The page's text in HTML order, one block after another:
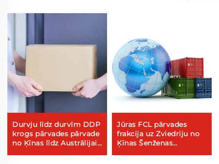
Durvju līdz durvīm DDP
krogs pārvades pārvade
no Ķīnas līdz Austrālijai
Jūras FCL pārvades
frakcija uz Zviedriju no
Ķīnas Šenženas